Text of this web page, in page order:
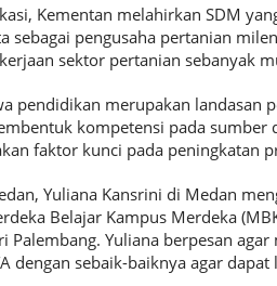
Kementan melahirkan SDM
sebagai pengusaha pertanian
sektor pertanian sebanyak
pendidikan merupakan landasan
kompetensi pada
faktor kunci pada peningkatan
Yuliana Kansrini di Medan
Belajar Kampus Merdeka
Palembang. Yuliana berpesan
dengan sebaik-baiknya agar